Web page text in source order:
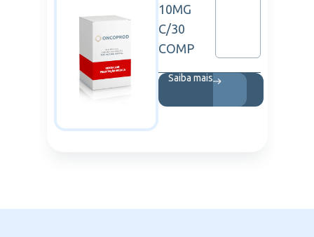
10MG
C/30
COMP
Saiba mais